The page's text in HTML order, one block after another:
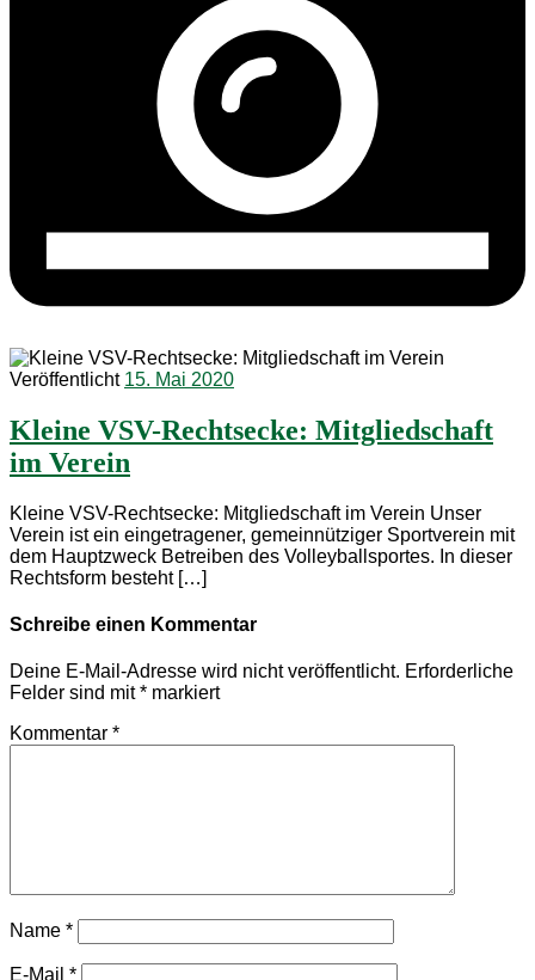
Veröffentlicht 15. Mai 2020
Kleine VSV-Rechtsecke: Mitgliedschaft
im Verein
Kleine VSV-Rechtsecke: Mitgliedschaft im Verein Unser
Verein ist ein eingetragener, gemeinnütziger Sportverein mit
dem Hauptzweck Betreiben des Volleyballsportes. In dieser
Rechtsform besteht […]
Schreibe einen Kommentar
Deine E-Mail-Adresse wird nicht veröffentlicht. Erforderliche
Felder sind mit* markiert
Kommentar *
Name *
E-Mail *